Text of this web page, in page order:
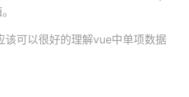
该可以很好的理解vue中单项数据